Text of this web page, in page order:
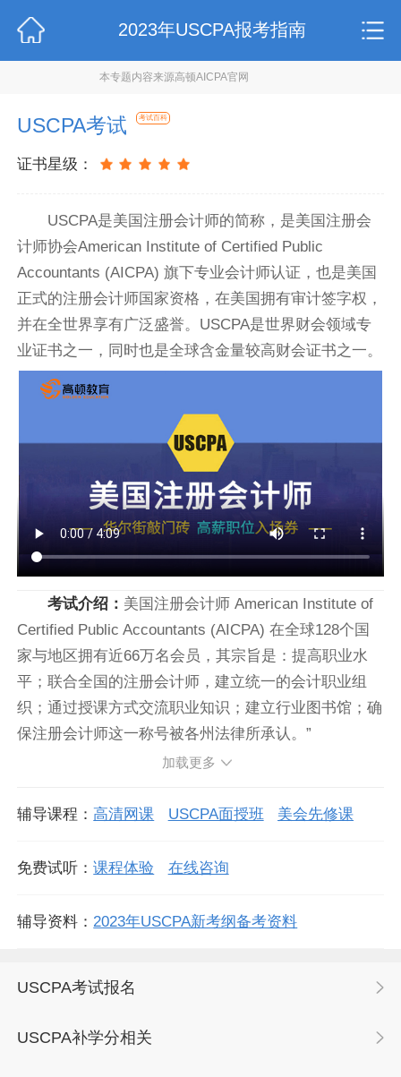
2023年USCPA报考指南
本专题内容来源高顿AICPA官网
USCPA考试 考试百科
证书星级：
USCPA是美国注册会计师的简称，是美国注册会
计师协会American Institute of Certified Public
Accountants (AICPA) 旗下专业会计师认证，也是美国
正式的注册会计师国家资格，在美国拥有审计签字权，
并在全世界享有广泛盛誉。USCPA是世界财会领域专
业证书之一，同时也是全球含金量较高财会证书之一。
考试介绍： 美国注册会计师 American Institute of
Certified Public Accountants (AICPA) 在全球128个国
家与地区拥有近66万名会员，其宗旨是：提高职业水
平；联合全国的注册会计师，建立统一的会计职业组
织；通过授课方式交流职业知识；建立行业图书馆；确
保注册会计师这一称号被各州法律所承认。”
加载更多
辅导课程：高清网课 USCPA面授班 美会先修课
免费试听：课程体验 在线咨询
辅导资料： 2023年USCPA新考纲备考资料
USCPA考试报名
USCPA补学分相关